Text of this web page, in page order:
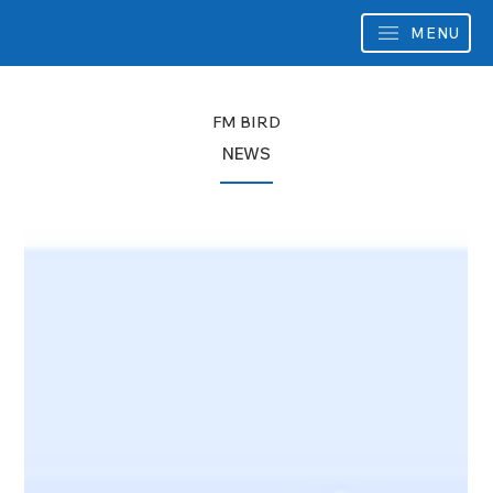
MENU
FM BIRD
NEWS